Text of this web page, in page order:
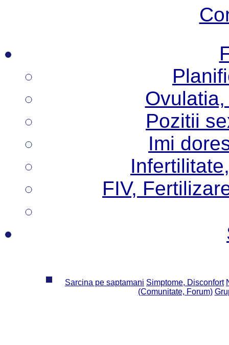
Pozitii
Imi
FIV,
Sarcina pe saptamani Simptome, Disconfort
(Comunitate, Forum)